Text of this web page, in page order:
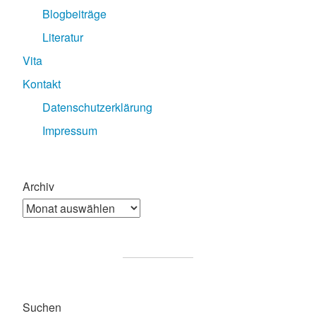
Blogbeiträge
Literatur
Vita
Kontakt
Datenschutzerklärung
Impressum
Archiv
Suchen